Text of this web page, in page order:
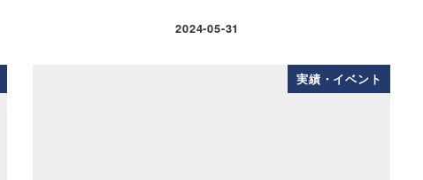
2024-05-31
実績・イベント